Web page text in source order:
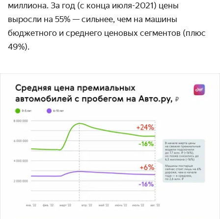
миллиона. За год (с конца июля-2021) цены
выросли на 55% — сильнее, чем на машины
бюджетного и среднего ценовых сегментов (плюс
49%).